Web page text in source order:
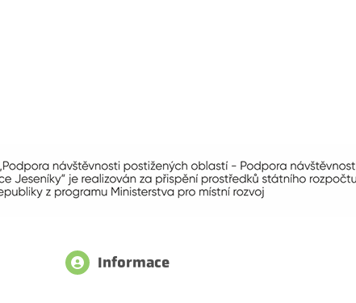
Informace